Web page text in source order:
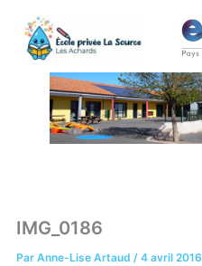
contenu
IMG_0186
ParAnne-Lise Artaud/4 avril 2016